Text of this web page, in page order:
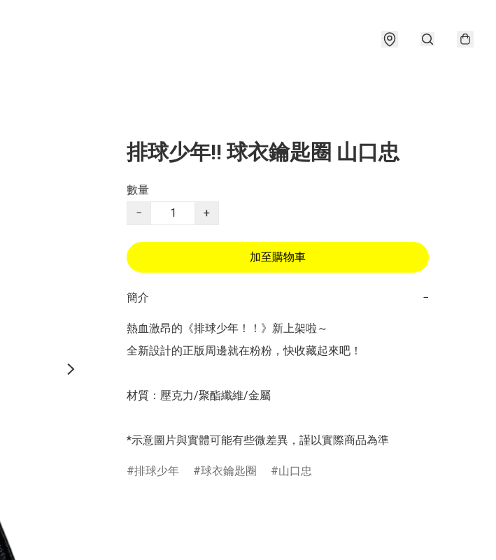
排球少年!! 球衣鑰匙圈 山口忠
數量
−
+
加至購物車
簡介 −
熱血激昂的《排球少年！！》新上架啦～
全新設計的正版周邊就在粉粉，快收藏起來吧！
材質：壓克力/聚酯纖維/金屬
*示意圖片與實體可能有些微差異，謹以實際商品為準
排球少年 球衣鑰匙圈 山口忠